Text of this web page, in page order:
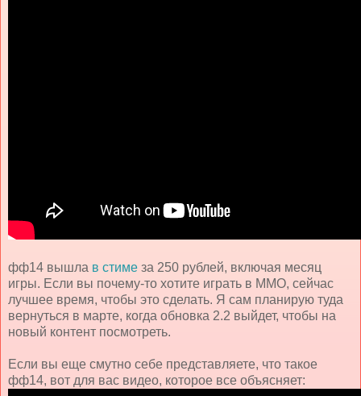
фф14 вышла в стиме за 250 рублей, включая месяц
игры. Если вы почему-то хотите играть в ММО, сейчас
лучшее время, чтобы это сделать. Я сам планирую туда
вернуться в марте, когда обновка 2.2 выйдет, чтобы на
новый контент посмотреть.
Если вы еще смутно себе представляете, что такое
фф14, вот для вас видео, которое все объясняет: